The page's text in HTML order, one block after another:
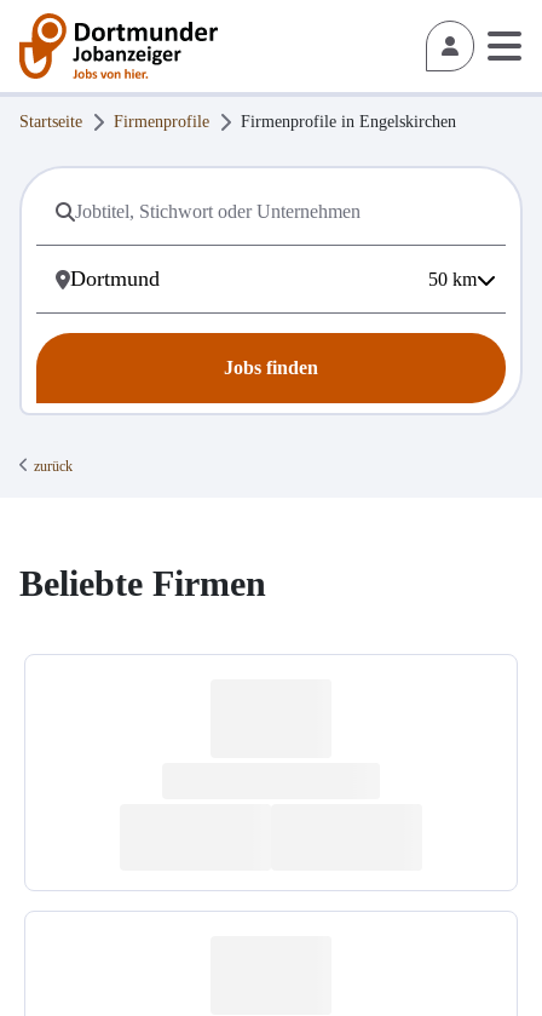
Startseite Firmenprofile Firmenprofile in Engelskirchen
50 km
Jobs finden
zurück
Beliebte Firmen